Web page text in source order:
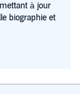
à jour
biographie et